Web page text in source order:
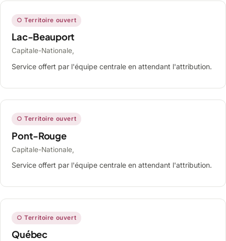
○ Territoire ouvert
Lac-Beauport
Capitale-Nationale,
Service offert par l'équipe centrale en attendant l'attribution.
○ Territoire ouvert
Pont-Rouge
Capitale-Nationale,
Service offert par l'équipe centrale en attendant l'attribution.
○ Territoire ouvert
Québec